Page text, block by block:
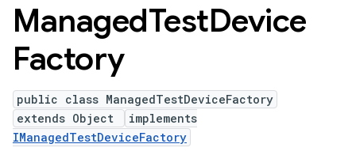
ManagedTestDevice
Factory
public class ManagedTestDeviceFactory
extends Object
implements
IManagedTestDeviceFactory